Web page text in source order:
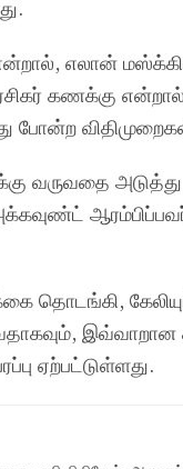
எலான்
கணக்கு
போன்ற
வருவதை
ஏற்பட்டுள்ளது.